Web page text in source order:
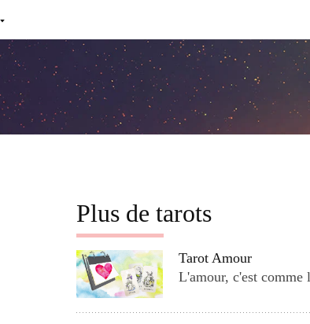
Plus de tarots
Tarot Amour
L'amour, c'est comme